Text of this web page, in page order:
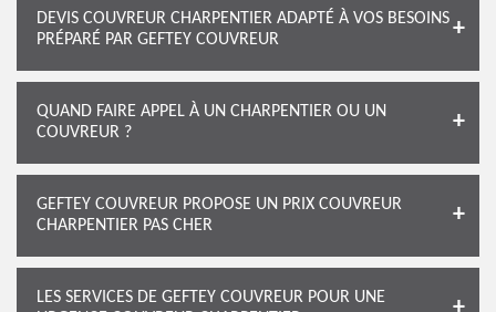
DEVIS COUVREUR CHARPENTIER ADAPTÉ À VOS BESOINS
PRÉPARÉ PAR GEFTEY COUVREUR
QUAND FAIRE APPEL À UN CHARPENTIER OU UN
COUVREUR ?
GEFTEY COUVREUR PROPOSE UN PRIX COUVREUR
CHARPENTIER PAS CHER
LES SERVICES DE GEFTEY COUVREUR POUR UNE